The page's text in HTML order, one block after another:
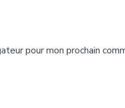
pour mon prochain